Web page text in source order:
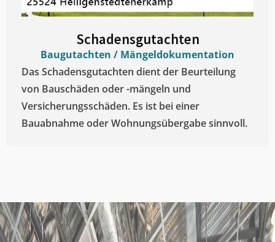
Schadensgutachten
Baugutachten / Mängeldokumentation
Das Schadensgutachten dient der Beurteilung
von Bauschäden oder -mängeln und
Versicherungsschäden. Es ist bei einer
Bauabnahme oder Wohnungsübergabe sinnvoll.